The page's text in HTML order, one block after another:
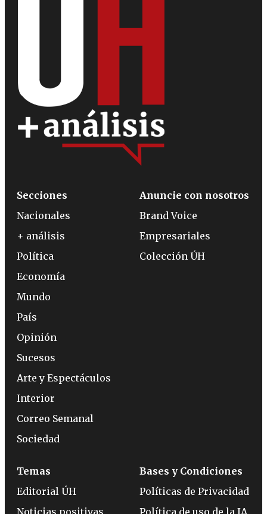
Secciones
Nacionales
+ análisis
Política
Economía
Mundo
País
Opinión
Sucesos
Arte y Espectáculos
Interior
Correo Semanal
Sociedad
Anuncie con nosotros
Brand Voice
Empresariales
Colección ÚH
Temas
Editorial ÚH
Noticias positivas
Bases y Condiciones
Políticas de Privacidad
Política de uso de la IA